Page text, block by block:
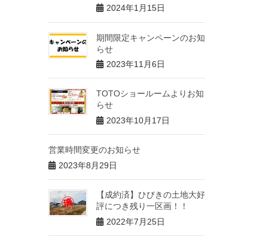
2024年1月15日
期間限定キャンペーンのお知
らせ
2023年11月6日
TOTOショールームよりお知
らせ
2023年10月17日
営業時間変更のお知らせ
2023年8月29日
【成約済】ひびきの土地大好
評につき残り一区画！！
2022年7月25日